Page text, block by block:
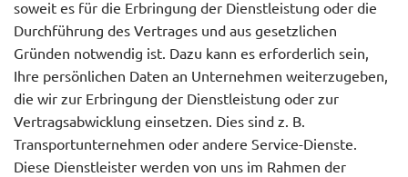
soweit es für die Erbringung der Dienstleistung oder die
Durchführung des Vertrages und aus gesetzlichen
Gründen notwendig ist. Dazu kann es erforderlich sein,
Ihre persönlichen Daten an Unternehmen weiterzugeben,
die wir zur Erbringung der Dienstleistung oder zur
Vertragsabwicklung einsetzen. Dies sind z. B.
Transportunternehmen oder andere Service-Dienste.
Diese Dienstleister werden von uns im Rahmen der